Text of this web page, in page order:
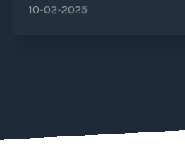
10-02-2025